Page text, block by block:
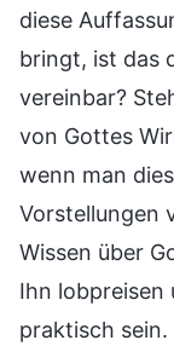
diese
bringt, ist das
vereinbar?
von Gottes
wenn man
Vorstellungen
Wissen über
Ihn lobpreisen
praktisch